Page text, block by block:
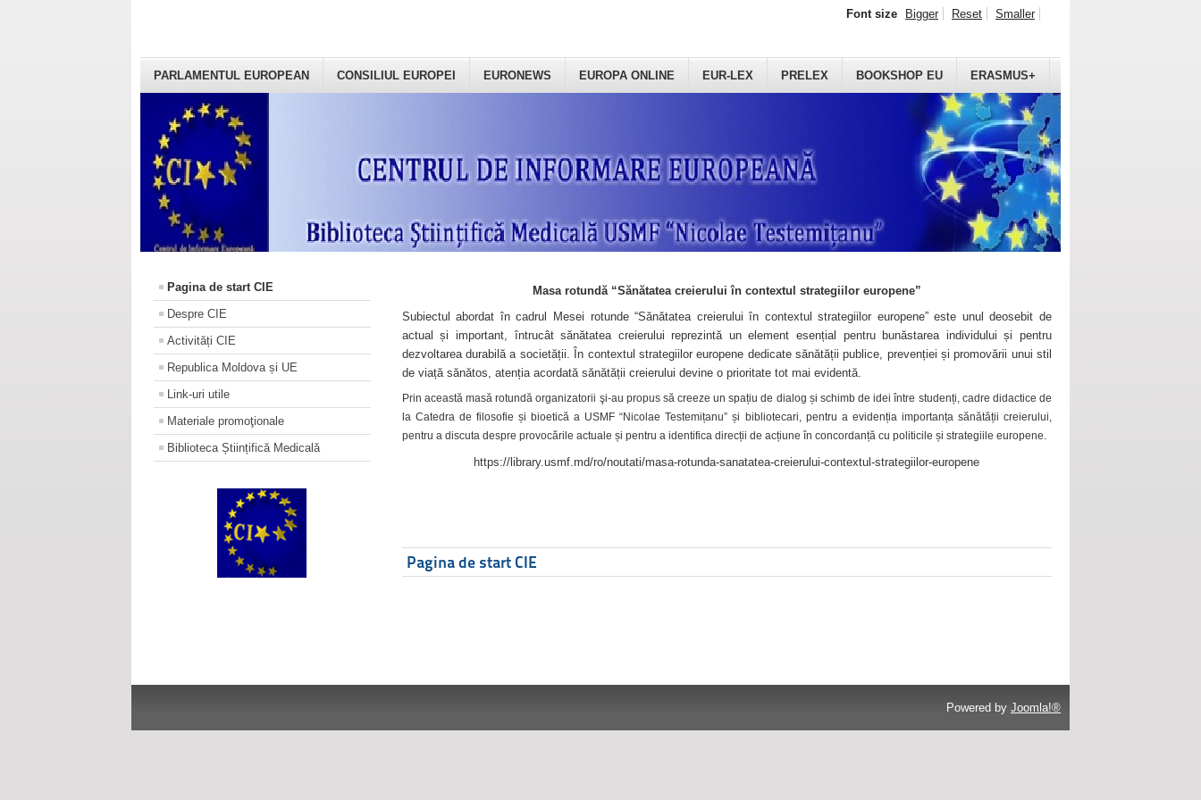
PARLAMENTUL EUROPEAN CONSILIUL EUROPEI EURONEWS EUROPA ONLINE EUR-LEX PRELEX BOOKSHOP EU ERASMUS+
Font size Bigger Reset Smaller
Pagina de start CIE
Despre CIE
Activități CIE
Republica Moldova și UE
Link-uri utile
Materiale promoţionale
Biblioteca Științifică Medicală
Masa rotundă “Sănătatea creierului în contextul strategiilor europene”
Subiectul abordat în cadrul Mesei rotunde “Sănătatea creierului în contextul strategiilor europene” este unul deosebit de
actual și important, întrucât sănătatea creierului reprezintă un element esențial pentru bunăstarea individului și pentru
dezvoltarea durabilă a societății. În contextul strategiilor europene dedicate sănătății publice, prevenției și promovării unui stil
de viață sănătos, atenția acordată sănătății creierului devine o prioritate tot mai evidentă.
Prin această masă rotundă organizatorii şi-au propus să creeze un spațiu de dialog și schimb de idei între studenți, cadre didactice de
la Catedra de filosofie și bioetică a USMF “Nicolae Testemițanu” și bibliotecari, pentru a evidenția importanța sănătății creierului,
pentru a discuta despre provocările actuale și pentru a identifica direcții de acțiune în concordanță cu politicile și strategiile europene.
https://library.usmf.md/ro/noutati/masa-rotunda-sanatatea-creierului-contextul-strategiilor-europene
Pagina de start CIE
Powered by Joomla!®